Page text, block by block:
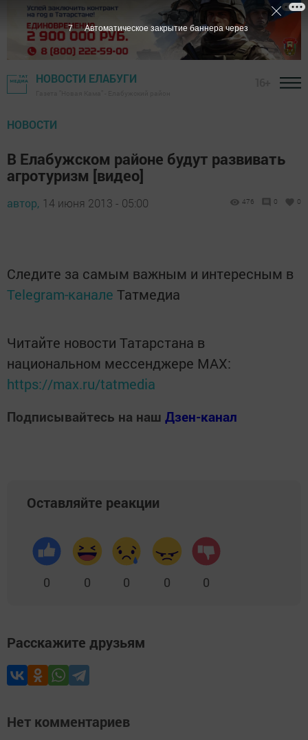
НОВОСТИ ЕЛАБУГИ
НОВОСТИ
В Елабужском районе будут развивать
агротуризм [видео]
автор, 14 июня 2013 - 05:00 476 0 0
Следите за самым важным и интересным в
Telegram-канале Татмедиа
Читайте новости Татарстана в
национальном мессенджере MАХ:
https://max.ru/tatmedia
Подписывайтесь на наш Дзен-канал
Оставляйте реакции
0 0 0 0 0
Расскажите друзьям
Нет комментариев
6 Автоматическое закрытие баннера через